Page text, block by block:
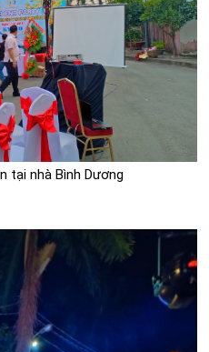
tại nhà Bình Dương